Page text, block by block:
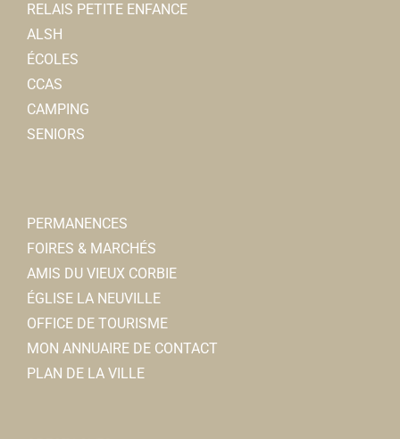
RELAIS PETITE ENFANCE
ALSH
ÉCOLES
CCAS
CAMPING
SENIORS
PERMANENCES
FOIRES & MARCHÉS
AMIS DU VIEUX CORBIE
ÉGLISE LA NEUVILLE
OFFICE DE TOURISME
MON ANNUAIRE DE CONTACT
PLAN DE LA VILLE